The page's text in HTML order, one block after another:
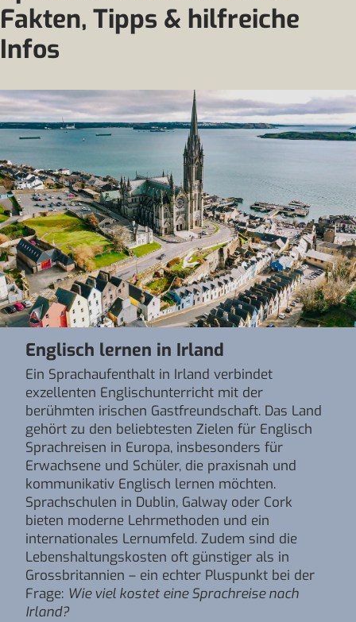
Fakten, Tipps & hilfreiche
Infos
Englisch lernen in Irland
Ein Sprachaufenthalt in Irland verbindet
exzellenten Englischunterricht mit der
berühmten irischen Gastfreundschaft. Das Land
gehört zu den beliebtesten Zielen für Englisch
Sprachreisen in Europa, insbesonders für
Erwachsene und Schüler, die praxisnah und
kommunikativ Englisch lernen möchten.
Sprachschulen in Dublin, Galway oder Cork
bieten moderne Lehrmethoden und ein
internationales Lernumfeld. Zudem sind die
Lebenshaltungskosten oft günstiger als in
Grossbritannien – ein echter Pluspunkt bei der
Frage: Wie viel kostet eine Sprachreise nach
Irland?